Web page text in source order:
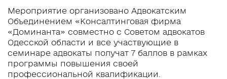
Мероприятие организовано Адвокатским
Объединением «Консалтинговая фирма
«Доминанта» совместно с Советом адвокатов
Одесской области и все участвующие в
семинаре адвокаты получат 7 баллов в рамках
программы повышения своей
профессиональной квалификации.